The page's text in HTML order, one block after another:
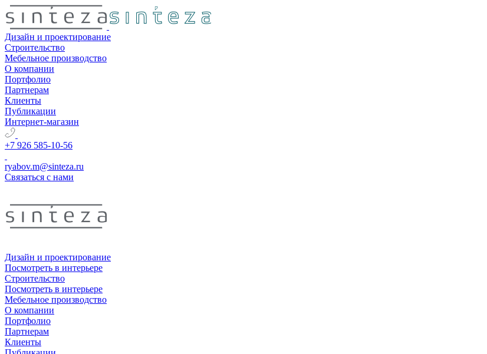
Дизайн и проектирование
Строительство
Мебельное производство
О компании
Портфолио
Партнерам
Клиенты
Публикации
Интернет-магазин
+7 926 585-10-56
ryabov.m@sinteza.ru
Связаться с нами
Дизайн и проектирование
Посмотреть в интерьере
Строительство
Посмотреть в интерьере
Мебельное производство
О компании
Портфолио
Партнерам
Клиенты